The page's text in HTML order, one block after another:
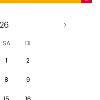
SA DI
1 2
8 9